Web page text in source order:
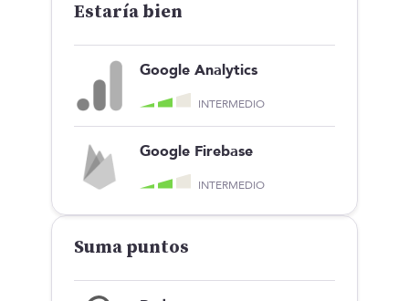
Estaría bien
Google Analytics
INTERMEDIO
Google Firebase
INTERMEDIO
Suma puntos